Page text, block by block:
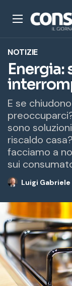
Menu
NOTIZIE
Energia:
E se
sono
riscaldo
facciamo a
sui
Luigi Gabriele